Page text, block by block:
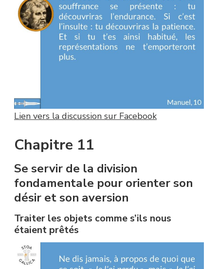
Lien vers la discussion sur Facebook
Chapitre 11
Se servir de la division
fondamentale pour orienter son
désir et son aversion
Traiter les objets comme s’ils nous
étaient prêtés